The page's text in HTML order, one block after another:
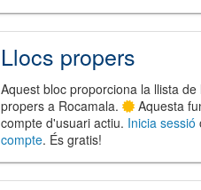
Llocs propers
Aquest bloc proporciona la llista de
propers a Rocamala.
Aquesta
compte d'usuari actiu. Inicia sessió
compte. És gratis!